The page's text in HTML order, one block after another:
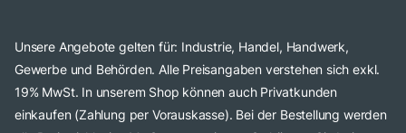
Unsere Angebote gelten für: Industrie, Handel, Handwerk,
Gewerbe und Behörden. Alle Preisangaben verstehen sich exkl.
19% MwSt. In unserem Shop können auch Privatkunden
einkaufen (Zahlung per Vorauskasse). Bei der Bestellung werden